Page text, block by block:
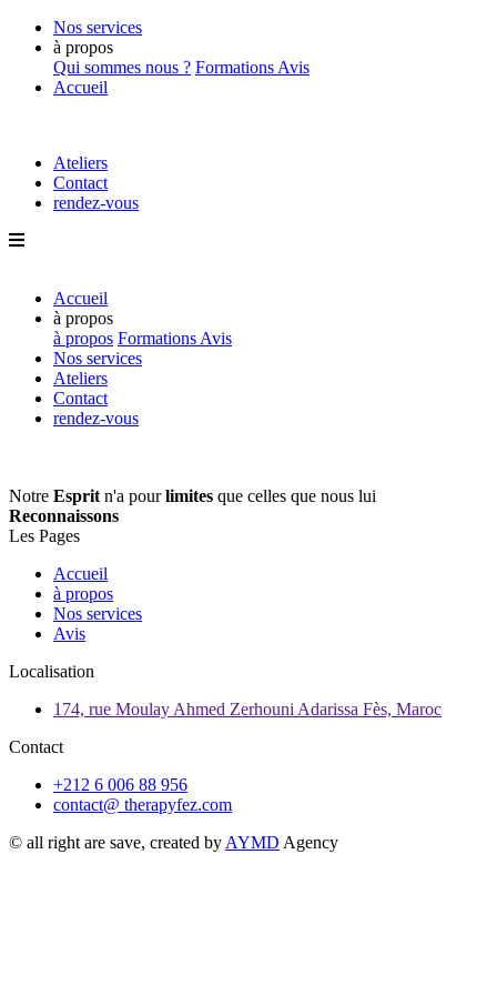
Nos services
à propos
Qui sommes nous ? Formations Avis
Accueil
Ateliers
Contact
rendez-vous
Accueil
à propos
à propos Formations Avis
Nos services
Ateliers
Contact
rendez-vous
Notre Esprit n'a pourlimites que celles que nous lui
Reconnaissons
Les Pages
Accueil
à propos
Nos services
Avis
Localisation
174, rue Moulay Ahmed Zerhouni Adarissa Fès, Maroc
Contact
+212 6 006 88 956
contact@ therapyfez.com
© all right are save, created by AYMD Agency